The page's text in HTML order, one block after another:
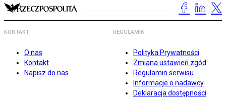
KONTAKT
O nas
Kontakt
Napisz do nas
REGULAMIN
Polityka Prywatności
Zmiana ustawień zgód
Regulamin serwisu
Informacje o nadawcy
Deklaracja dostępności